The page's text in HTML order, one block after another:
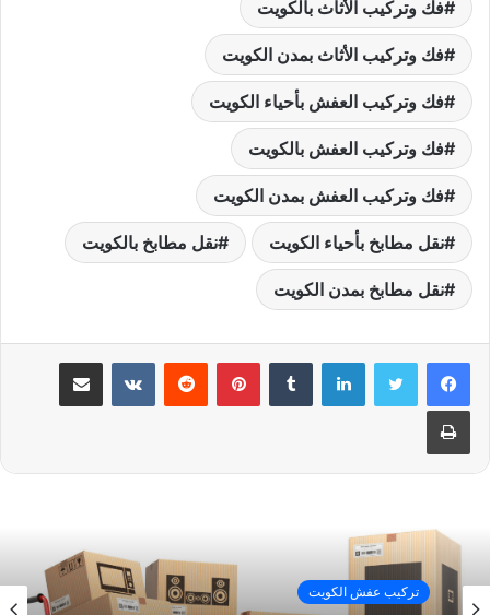
فك وتركيب الأثاث بالكويت
فك وتركيب الأثاث بمدن الكويت
فك وتركيب العفش بأحياء الكويت
فك وتركيب العفش بالكويت
فك وتركيب العفش بمدن الكويت
نقل مطابخ بأحياء الكويت نقل مطابخ بالكويت
نقل مطابخ بمدن الكويت
لينكدإن بينتيريست مشاركة عبر البريد
طباعة
تركيب عفش الكويت